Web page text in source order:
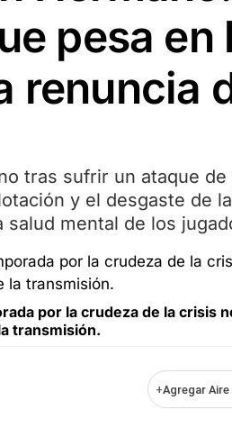
pesa en
renuncia
tras sufrir un ataque
y el desgaste de
mental de los
por la crudeza de la crisis
transmisión.
+Agregar Aire